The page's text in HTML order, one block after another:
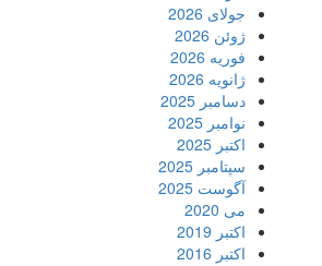
جولای 2026
ژوئن 2026
فوریه 2026
ژانویه 2026
دسامبر 2025
نوامبر 2025
اکتبر 2025
سپتامبر 2025
آگوست 2025
می 2020
اکتبر 2019
اکتبر 2016